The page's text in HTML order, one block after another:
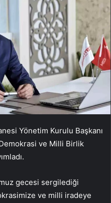
Yönetim Kurulu Başkanı
ve Milli Birlik
gecesi sergilediği
ve milli iradeye